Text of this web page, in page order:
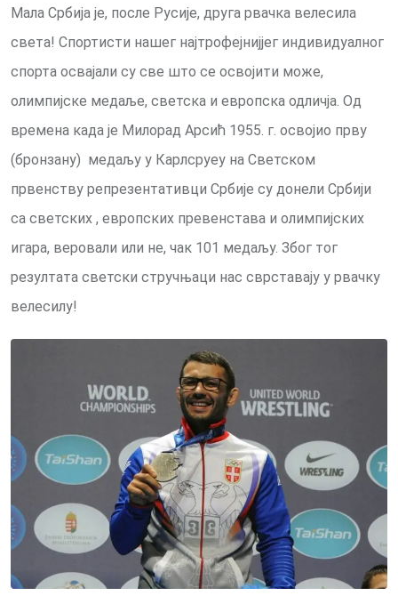
Мала Србија је, после Русије, друга рвачка велесила
света! Спортисти нашег најтрофејнијјег индивидуалног
спорта освајали су све што се освојити може,
олимпијске медаље, светска и европска одличја. Од
времена када је Милорад Арсић 1955. г. освојио прву
(бронзану) медаљу у Карлсруеу на Светском
првенству репрезентативци Србије су донели Србији
са светских , европских превенстава и олимпијских
игара, веровали или не, чак 101 медаљу. Због тог
резултата светски стручњаци нас сврставају у рвачку
велесилу!